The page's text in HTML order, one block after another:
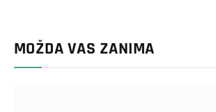
MOŽDA VAS ZANIMA